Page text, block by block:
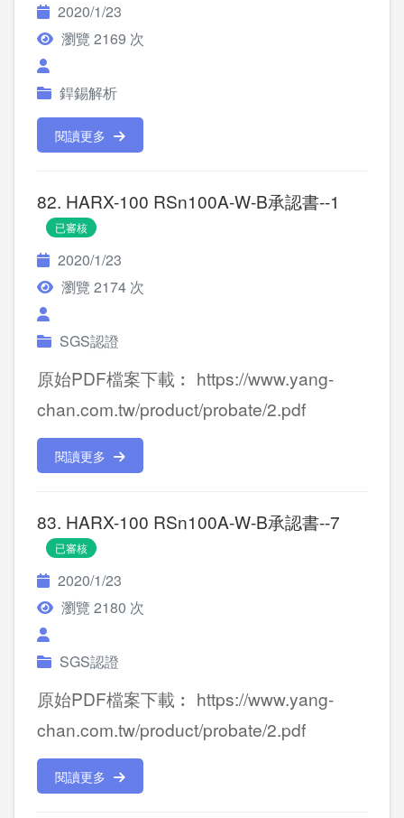
2020/1/23
瀏覽 2169 次
銲錫解析
閱讀更多
82. HARX-100 RSn100A-W-B承認書--1
已審核
2020/1/23
瀏覽 2174 次
SGS認證
原始PDF檔案下載︰ https://www.yang-
chan.com.tw/product/probate/2.pdf
閱讀更多
83. HARX-100 RSn100A-W-B承認書--7
已審核
2020/1/23
瀏覽 2180 次
SGS認證
原始PDF檔案下載︰ https://www.yang-
chan.com.tw/product/probate/2.pdf
閱讀更多